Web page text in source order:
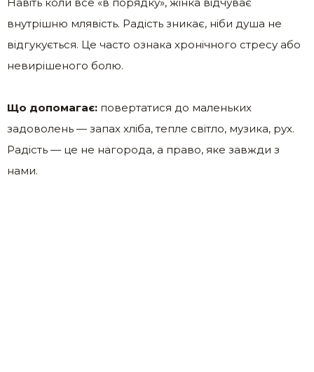
внутрішню млявість. Радість зникає, ніби душа не
відгукується. Це часто ознака хронічного стресу або
невирішеного болю.
Що допомагає: повертатися до маленьких
задоволень — запах хліба, тепле світло, музика, рух.
Радість — це не нагорода, а право, яке завжди з
нами.